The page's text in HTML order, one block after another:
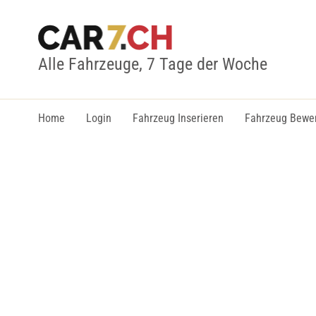
Alle Fahrzeuge, 7 Tage der Woche
Home Login Fahrzeug Inserieren Fahrzeug